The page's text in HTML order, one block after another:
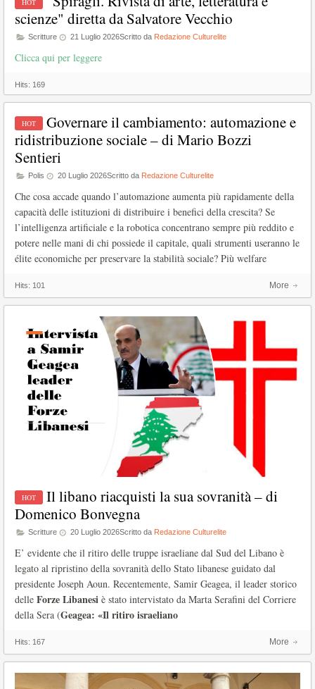
scienze" diretta da Salvatore Vecchio
Scritture 21 Luglio 2026Scritto da Redazione Culturelite
Clicca qui per leggere
Hits: 169
Governare il cambiamento: automazione e
ridistribuzione sociale – di Mario Bozzi
Sentieri
Polis 20 Luglio 2026Scritto da Redazione Culturelite
Che cosa accade quando l’automazione aumenta più rapidamente della
capacità delle istituzioni di distribuire i benefici della crescita? Se
l’intelligenza artificiale e la robotica concentrano sempre più reddito e
potere nelle mani di chi possiede il capitale, quali strumenti useranno le
élite economiche per preservare la stabilità sociale? Più welfare
Hits: 101 More
Il libano riacquisti la sua sovranità – di
Domenico Bonvegna
Scritture 20 Luglio 2026Scritto da Redazione Culturelite
E’ evidente che il ritiro delle truppe israeliane dal Sud del Libano è
legato al ripristino della sovranità dello Stato libanese guidato dal
presidente Joseph Aoun. Recentemente, Samir Geagea, il leader storico
delle Forze Libanesi è stato intervistato da Marta Serafini del Corriere
della Sera (Geagea: «Il ritiro israeliano
Hits: 167 More